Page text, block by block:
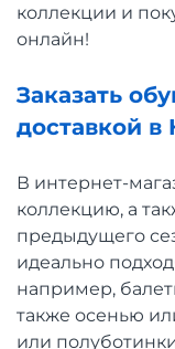
коллекции и
онлайн!
Заказать
доставкой в
В интернет-
коллекцию, а
предыдущего
идеально
например,
также осенью
или